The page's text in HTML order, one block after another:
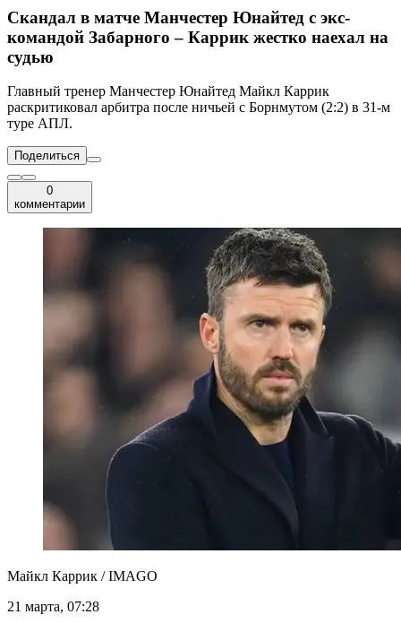
Скандал в матче Манчестер Юнайтед с экс-
командой Забарного – Каррик жестко наехал на
судью
Главный тренер Манчестер Юнайтед Майкл Каррик
раскритиковал арбитра после ничьей с Борнмутом (2:2) в 31-м
туре АПЛ.
Поделиться
0
комментарии
Майкл Каррик / IMAGO
21 марта, 07:28